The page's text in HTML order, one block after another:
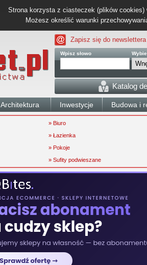
Strona korzysta z ciasteczek (plików cookies)
Możesz określić warunki
Zapisz się do newslettera
Wpisz słowo
Katalog
Architektura Inwestycje Budowa i
» Biuro
» Łazienka
» Pokoje
» Sufity podwieszane